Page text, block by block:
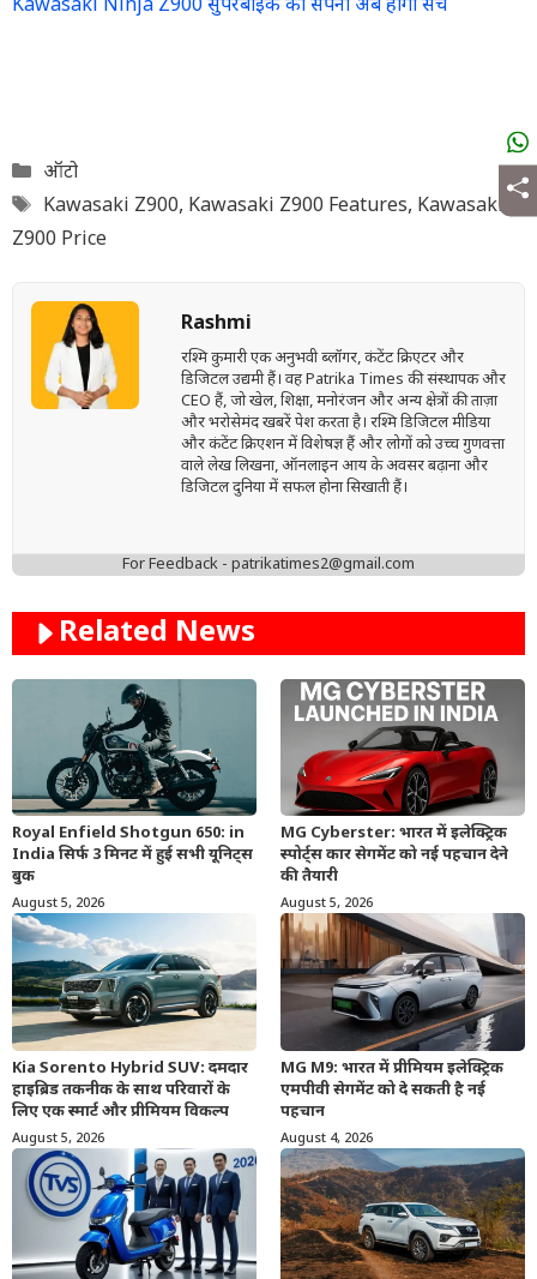
Kawasaki Ninja Z900 सुपरबाइक का सपना अब होगा सच
Categories
ऑटो
Tags
Kawasaki Z900, Kawasaki Z900 Features, Kawasaki
Z900 Price
Rashmi
रश्मि कुमारी एक अनुभवी ब्लॉगर, कंटेंट क्रिएटर और
डिजिटल उद्यमी हैं। वह Patrika Times की संस्थापक और
CEO हैं, जो खेल, शिक्षा, मनोरंजन और अन्य क्षेत्रों की ताज़ा
और भरोसेमंद खबरें पेश करता है। रश्मि डिजिटल मीडिया
और कंटेंट क्रिएशन में विशेषज्ञ हैं और लोगों को उच्च गुणवत्ता
वाले लेख लिखना, ऑनलाइन आय के अवसर बढ़ाना और
डिजिटल दुनिया में सफल होना सिखाती हैं।
For Feedback - patrikatimes2@gmail.com
Related News
Royal Enfield Shotgun 650: in
India सिर्फ 3 मिनट में हुई सभी यूनिट्स
बुक
August 5, 2026
MG Cyberster: भारत में इलेक्ट्रिक
स्पोर्ट्स कार सेगमेंट को नई पहचान देने
की तैयारी
August 5, 2026
Kia Sorento Hybrid SUV: दमदार
हाइब्रिड तकनीक के साथ परिवारों के
लिए एक स्मार्ट और प्रीमियम विकल्प
August 5, 2026
MG M9: भारत में प्रीमियम इलेक्ट्रिक
एमपीवी सेगमेंट को दे सकती है नई
पहचान
August 4, 2026